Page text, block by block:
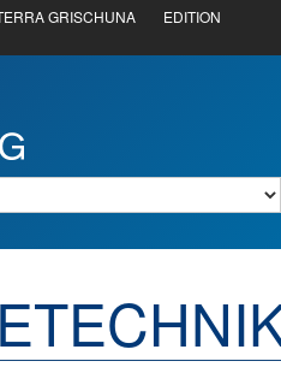
GRISCHUNA
EDITION